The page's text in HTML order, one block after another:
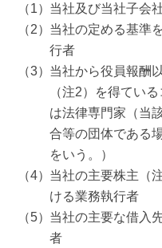
当社及び当社子会
当社の定める基準
行者
当社から役員報酬
（注2）を得てい
は法律専門家（当
合等の団体である
をいう。）
当社の主要株主（
ける業務執行者
当社の主要な借入
者